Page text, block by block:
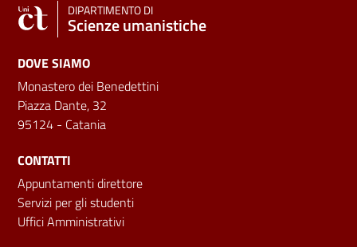
DIPARTIMENTO DI
Scienze umanistiche
DOVE SIAMO
Monastero dei Benedettini
Piazza Dante, 32
95124 - Catania
CONTATTI
Appuntamenti direttore
Servizi per gli studenti
Uffici Amministrativi